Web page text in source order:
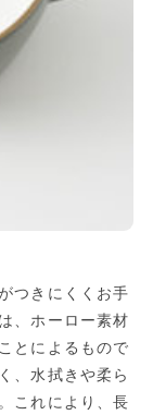
つきにくくお手
、ホーロー素材
とによるもので
、水拭きや柔ら
これにより、長